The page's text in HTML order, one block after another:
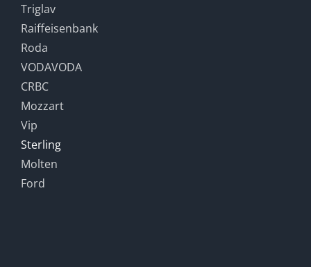
Triglav
Raiffeisenbank
Roda
VODAVODA
CRBC
Mozzart
Vip
Sterling
Molten
Ford